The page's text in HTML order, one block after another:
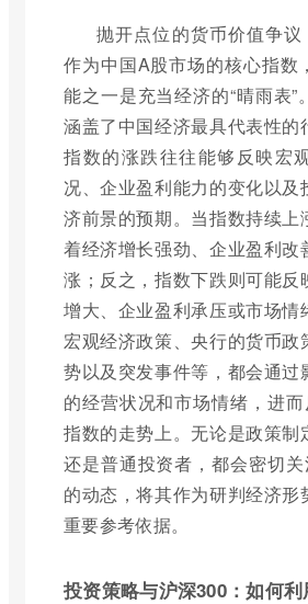
抛开点位的货币价值争
作为中国A股市场的核心指数
能之一是充当经济的“晴雨表”
涵盖了中国经济最具代表性的
指数的涨跌往往能够反映宏
况、企业盈利能力的变化以及
济前景的预期。当指数持续上
着经济增长强劲、企业盈利改
涨；反之，指数下跌则可能反
增大、企业盈利承压或市场情
宏观经济政策、央行的货币政
势以及突发事件等，都会通过
的经营状况和市场情绪，进
指数的走势上。无论是政策制
还是普通投资者，都会密切
的动态，将其作为研判经济形
重要参考依据。
投资策略与沪深300：如何